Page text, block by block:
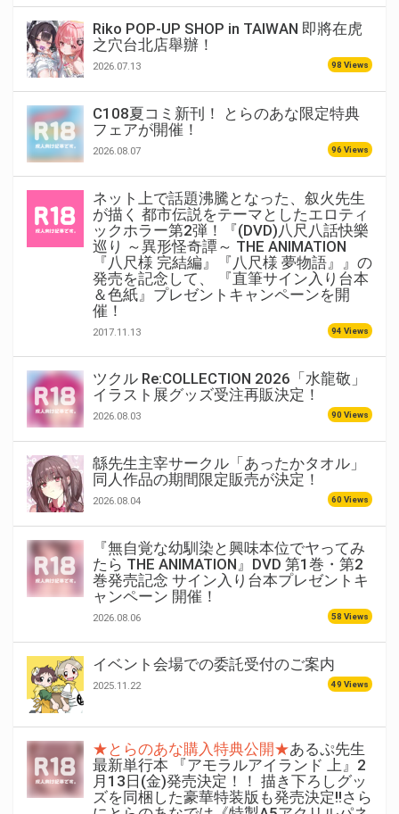
Riko POP-UP SHOP in TAIWAN 即將在虎
之穴台北店舉辦！
2026.07.13 98 Views
C108夏コミ新刊！ とらのあな限定特典
フェアが開催！
2026.08.07 96 Views
ネット上で話題沸騰となった、叙火先生
が描く 都市伝説をテーマとしたエロティ
ックホラー第2弾！『(DVD)八尺八話快樂
巡り ～異形怪奇譚～ THE ANIMATION
『八尺様 完結編』『八尺様 夢物語』』の
発売を記念して、 『直筆サイン入り台本
＆色紙』プレゼントキャンペーンを開
催！
2017.11.13 94 Views
ツクル Re:COLLECTION 2026「水龍敬」
イラスト展グッズ受注再販決定！
2026.08.03 90 Views
緜先生主宰サークル「あったかタオル」
同人作品の期間限定販売が決定！
2026.08.04 60 Views
『無自覚な幼馴染と興味本位でヤってみ
たら THE ANIMATION』DVD 第1巻・第2
巻発売記念 サイン入り台本プレゼントキ
ャンペーン 開催！
2026.08.06 58 Views
イベント会場での委託受付のご案内
2025.11.22 49 Views
★とらのあな購入特典公開★あるぷ先生
最新単行本 『アモラルアイランド 上』2
月13日(金)発売決定！！ 描き下ろしグッ
ズを同梱した豪華特装版も発売決定!!さら